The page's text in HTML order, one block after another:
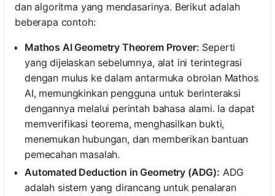
dan algoritma yang mendasarinya. Berikut adalah
beberapa contoh:
Mathos AI Geometry Theorem Prover: Seperti
yang dijelaskan sebelumnya, alat ini terintegrasi
dengan mulus ke dalam antarmuka obrolan Mathos
AI, memungkinkan pengguna untuk berinteraksi
dengannya melalui perintah bahasa alami. Ia dapat
memverifikasi teorema, menghasilkan bukti,
menemukan hubungan, dan memberikan bantuan
pemecahan masalah.
Automated Deduction in Geometry (ADG): ADG
adalah sistem yang dirancang untuk penalaran